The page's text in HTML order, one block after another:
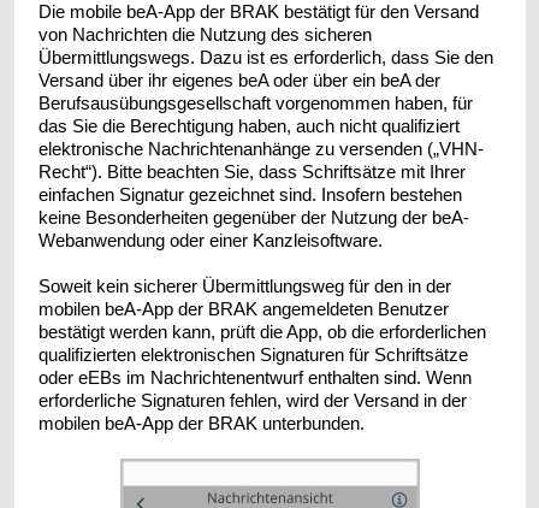
Die mobile beA-App der BRAK bestätigt für den Versand
von Nachrichten die Nutzung des sicheren
Übermittlungswegs. Dazu ist es erforderlich, dass Sie den
Versand über ihr eigenes beA oder über ein beA der
Berufsausübungsgesellschaft vorgenommen haben, für
das Sie die Berechtigung haben, auch nicht qualifiziert
elektronische Nachrichtenanhänge zu versenden („VHN-
Recht“). Bitte beachten Sie, dass Schriftsätze mit Ihrer
einfachen Signatur gezeichnet sind. Insofern bestehen
keine Besonderheiten gegenüber der Nutzung der beA-
Webanwendung oder einer Kanzleisoftware.
Soweit kein sicherer Übermittlungsweg für den in der
mobilen beA-App der BRAK angemeldeten Benutzer
bestätigt werden kann, prüft die App, ob die erforderlichen
qualifizierten elektronischen Signaturen für Schriftsätze
oder eEBs im Nachrichtenentwurf enthalten sind. Wenn
erforderliche Signaturen fehlen, wird der Versand in der
mobilen beA-App der BRAK unterbunden.